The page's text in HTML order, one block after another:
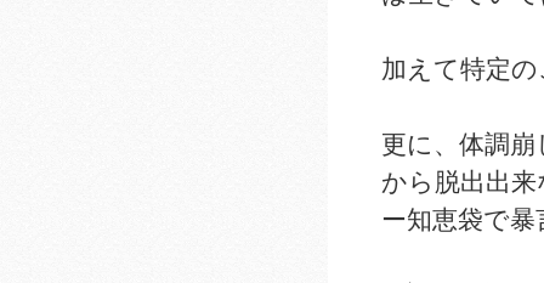
加えて特定
更に、体調
から脱出出
ー知恵袋で